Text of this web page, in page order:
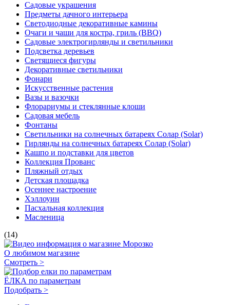
Садовые украшения
Предметы дачного интерьера
Светодиодные декоративные камины
Очаги и чаши для костра, гриль (BBQ)
Садовые электрогирлянды и светильники
Подсветка деревьев
Светящиеся фигуры
Декоративные светильники
Фонари
Искусственные растения
Вазы и вазочки
Флорариумы и стеклянные клоши
Садовая мебель
Фонтаны
Светильники на солнечных батареях Солар (Solar)
Гирлянды на солнечных батареях Солар (Solar)
Кашпо и подставки для цветов
Коллекция Прованс
Пляжный отдых
Детская площадка
Осеннее настроение
Хэллоуин
Пасхальная коллекция
Масленица
(14)
О любимом магазине
Смотреть >
ЁЛКА по параметрам
Подобрать >